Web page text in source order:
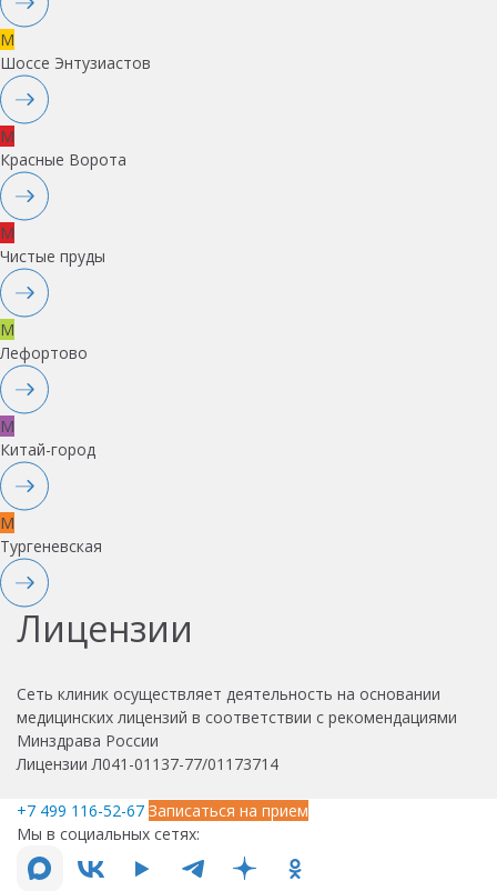
M
Шоссе Энтузиастов
M
Красные Ворота
M
Чистые пруды
M
Лефортово
M
Китай-город
M
Тургеневская
Лицензии
Сеть клиник осуществляет деятельность на основании
медицинских лицензий в соответствии с рекомендациями
Минздрава России
Лицензии Л041-01137-77/01173714
+7 499 116-52-67 Записаться на прием
Мы в социальных сетях: